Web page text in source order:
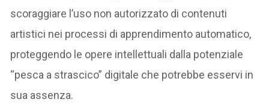
scoraggiare l’uso non autorizzato di contenuti
artistici nei processi di apprendimento automatico,
proteggendo le opere intellettuali dalla potenziale
“pesca a strascico” digitale che potrebbe esservi in
sua assenza.